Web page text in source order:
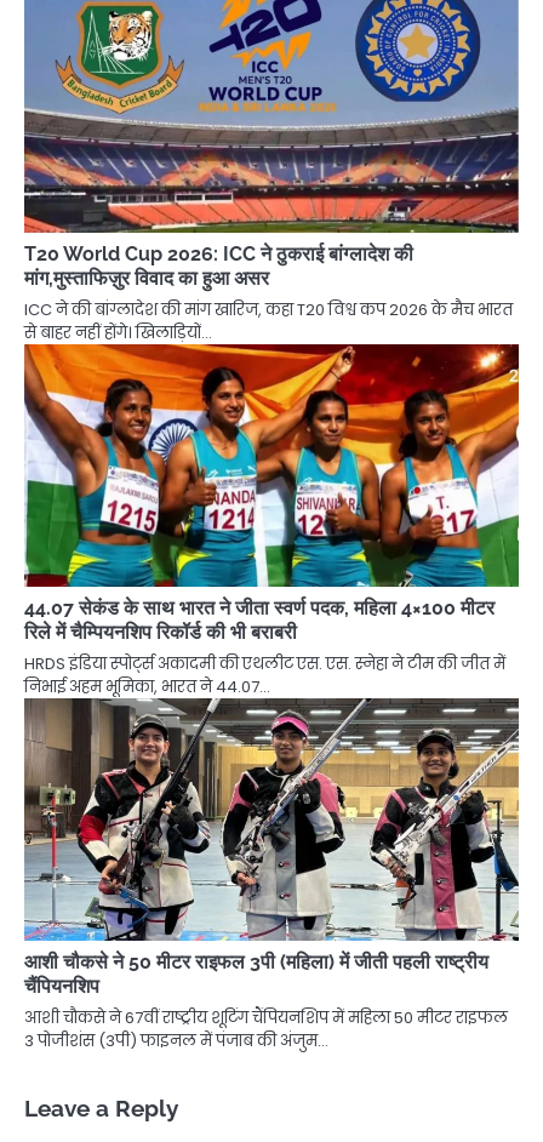
T20 World Cup 2026: ICC ने ठुकराई बांग्लादेश की
मांग,मुस्ताफिज़ुर विवाद का हुआ असर
ICC ने की बांग्लादेश की मांग खारिज, कहा T20 विश्व कप 2026 के मैच भारत
से बाहर नहीं होंगे। खिलाड़ियों…
44.07 सेकंड के साथ भारत ने जीता स्वर्ण पदक, महिला 4×100 मीटर
रिले में चैम्पियनशिप रिकॉर्ड की भी बराबरी
HRDS इंडिया स्पोर्ट्स अकादमी की एथलीट एस. एस. स्नेहा ने टीम की जीत में
निभाई अहम भूमिका, भारत ने 44.07…
आशी चौकसे ने 50 मीटर राइफल 3पी (महिला) में जीती पहली राष्ट्रीय
चैंपियनशिप
आशी चौकसे ने 67वीं राष्ट्रीय शूटिंग चैंपियनशिप में महिला 50 मीटर राइफल
3 पोजीशंस (3पी) फाइनल में पंजाब की अंजुम…
Leave a Reply